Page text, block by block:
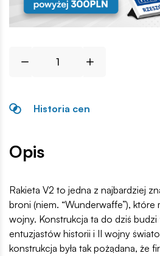
Historia cen
Opis
Rakieta V2 to jedna z najbardziej
broni (niem. “Wunderwaffe”), które
wojny. Konstrukcja ta do dziś
entuzjastów historii i II wojny
konstrukcja była tak pożądana, że